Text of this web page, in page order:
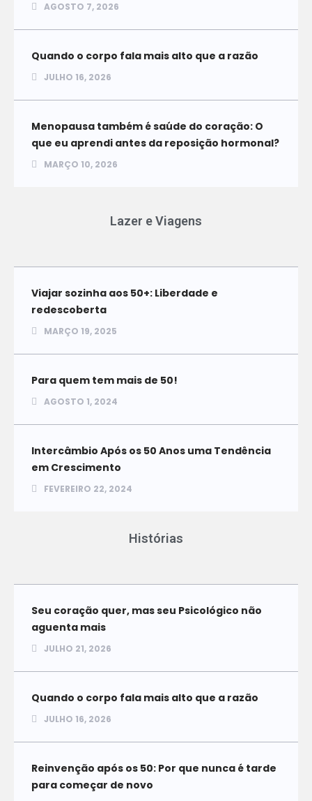
AGOSTO 7, 2026
Quando o corpo fala mais alto que a razão
JULHO 16, 2026
Menopausa também é saúde do coração: O
que eu aprendi antes da reposição hormonal?
MARÇO 10, 2026
Lazer e Viagens
Viajar sozinha aos 50+: Liberdade e
redescoberta
MARÇO 19, 2025
Para quem tem mais de 50!
AGOSTO 1, 2024
Intercâmbio Após os 50 Anos uma Tendência
em Crescimento
FEVEREIRO 22, 2024
Histórias
Seu coração quer, mas seu Psicológico não
aguenta mais
JULHO 21, 2026
Quando o corpo fala mais alto que a razão
JULHO 16, 2026
Reinvenção após os 50: Por que nunca é tarde
para começar de novo